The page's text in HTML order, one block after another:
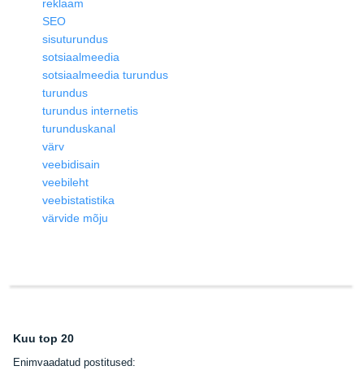
reklaam
SEO
sisuturundus
sotsiaalmeedia
sotsiaalmeedia turundus
turundus
turundus internetis
turunduskanal
värv
veebidisain
veebileht
veebistatistika
värvide mõju
Kuu top 20
Enimvaadatud postitused: